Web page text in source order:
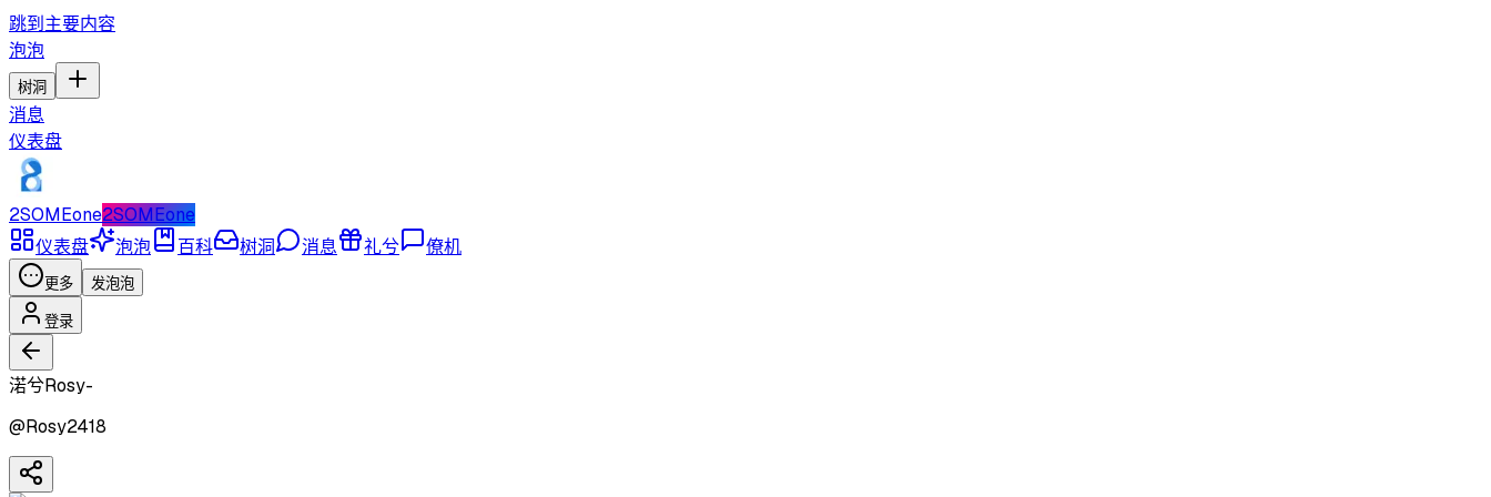
跳到主要内容
泡泡
树洞
消息
仪表盘
2SOMEone2SOMEone
仪表盘
泡泡 百科 树洞 消息 礼兮 僚机
更多 发泡泡
登录
渃兮Rosy-
@Rosy2418